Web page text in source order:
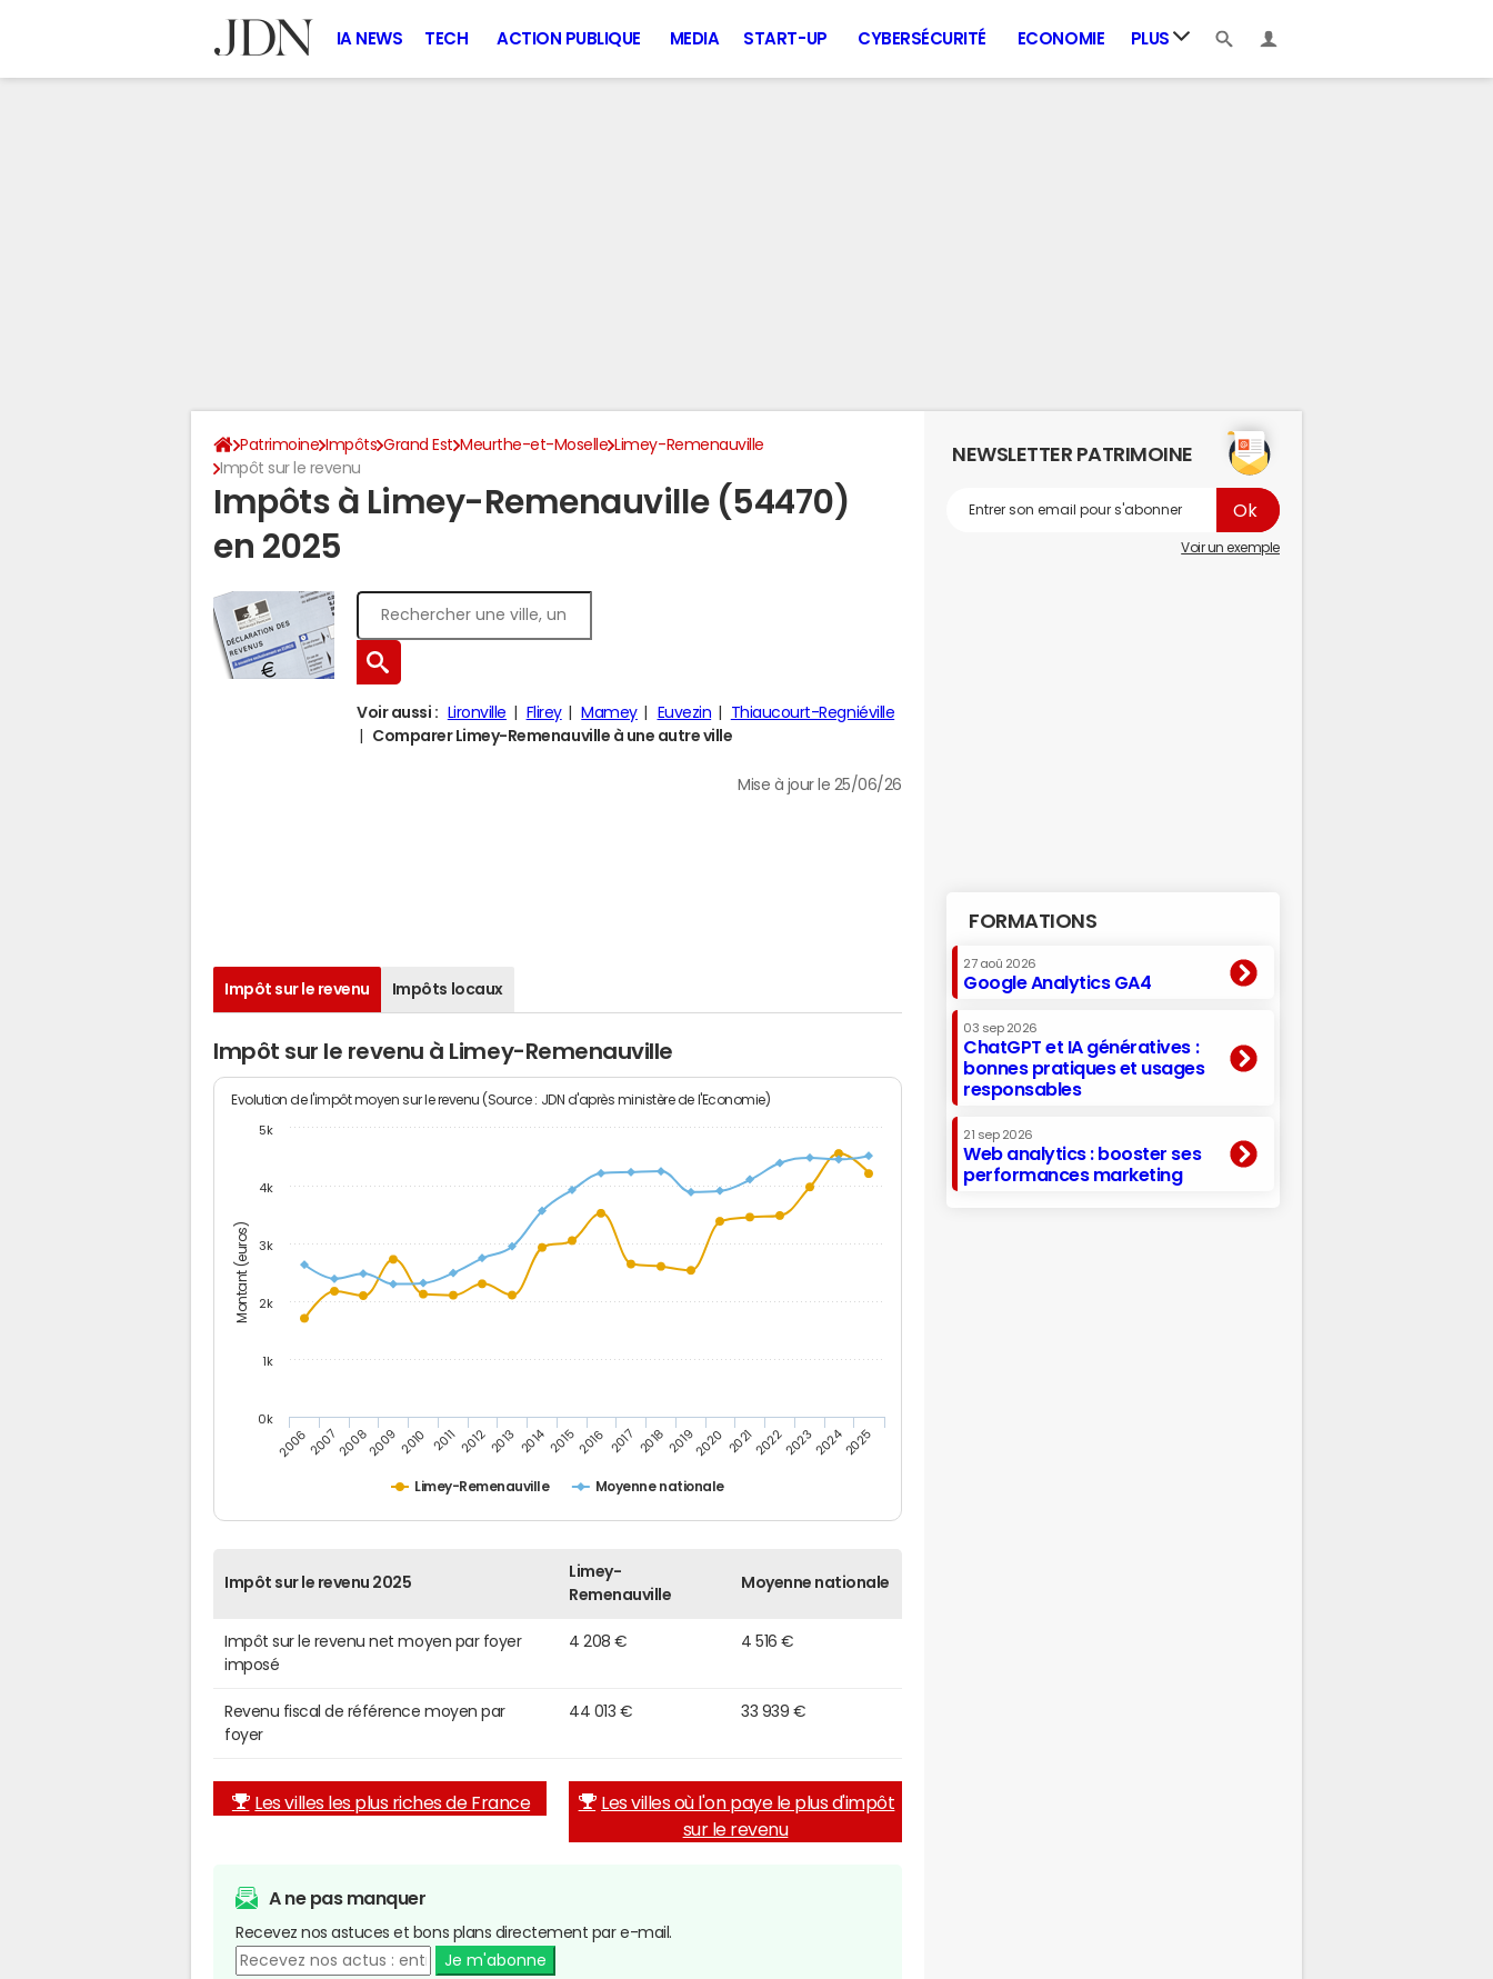
IA NEWS TECH ACTION PUBLIQUE MEDIA START-UP CYBERSÉCURITÉ ECONOMIE PLUS
Patrimoine Impôts Grand Est Meurthe-et-Moselle
Limey-Remenauville
Impôt sur le revenu
Impôts à Limey-Remenauville (54470)
en 2025
Voir aussi : Lironville Flirey Mamey Euvezin
Thiaucourt-Regniéville
Comparer Limey-Remenauville à une autre ville
Mise à jour le 25/06/26
Impôt sur le revenu Impôts locaux
Impôt sur le revenu à Limey-Remenauville
Montant (euros)
Evolution de l'impôt moyen sur le revenu (Source : JDN d'après ministère de l'Economie)
Limey-Remenauville Moyenne nationale
20062007200820092010 2011 20122013 201420152016 2017 201820192020 20212022202320242025
0k
1k
2k
3k
4k
5k
Impôt sur le revenu 2025
Limey-
Remenauville
Moyenne nationale
Impôt sur le revenu net moyen par foyer
imposé
4 208 € 4 516 €
Revenu fiscal de référence moyen par
foyer
44 013 € 33 939 €
Les villes les plus riches de France
Les villes où l'on paye le plus d'impôt
sur le revenu
A ne pas manquer
Recevez nos astuces et bons plans directement par e-mail.
Je m'abonne
NEWSLETTER PATRIMOINE
Voir un exemple
FORMATIONS
27 aoû 2026
Google Analytics GA4
03 sep 2026
ChatGPT et IA génératives :
bonnes pratiques et usages
responsables
21 sep 2026
Web analytics : booster ses
performances marketing